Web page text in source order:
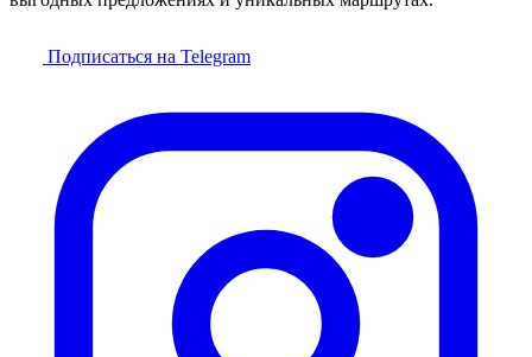
Подписаться на Telegram